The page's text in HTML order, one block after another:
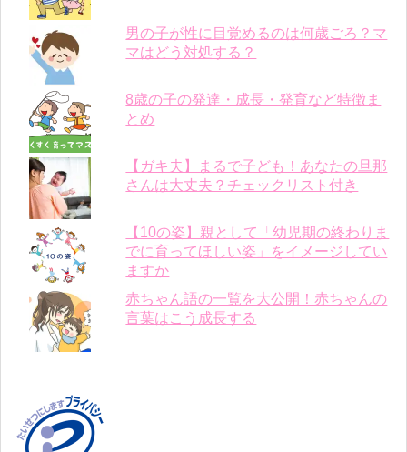
男の子が性に目覚めるのは何歳ごろ？マ
マはどう対処する？
8歳の子の発達・成長・発育など特徴ま
とめ
【ガキ夫】まるで子ども！あなたの旦那
さんは大丈夫？チェックリスト付き
【10の姿】親として「幼児期の終わりま
でに育ってほしい姿」をイメージしてい
ますか
赤ちゃん語の一覧を大公開！赤ちゃんの
言葉はこう成長する